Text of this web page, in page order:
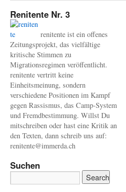
Renitente Nr. 3
renitente ist ein offenes
Zeitungsprojekt, das vielfältige
kritische Stimmen zu
Migrationsregimen veröffentlicht.
renitente vertritt keine
Einheitsmeinung, sondern
verschiedene Positionen im Kampf
gegen Rassismus, das Camp-System
und Fremdbestimmung. Willst Du
mitschreiben oder hast eine Kritik an
den Texten, dann schreib uns auf:
renitente@immerda.ch
Suchen